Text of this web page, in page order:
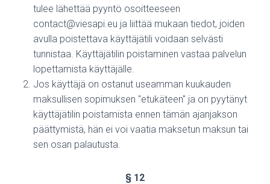
tulee lähettää pyyntö osoitteeseen
contact@viesapi.eu ja liittää mukaan tiedot, joiden
avulla poistettava käyttäjätili voidaan selvästi
tunnistaa. Käyttäjätilin poistaminen vastaa palvelun
lopettamista käyttäjälle.
Jos käyttäjä on ostanut useamman kuukauden
maksullisen sopimuksen "etukäteen" ja on pyytänyt
käyttäjätilin poistamista ennen tämän ajanjakson
päättymistä, hän ei voi vaatia maksetun maksun tai
sen osan palautusta.
§ 12